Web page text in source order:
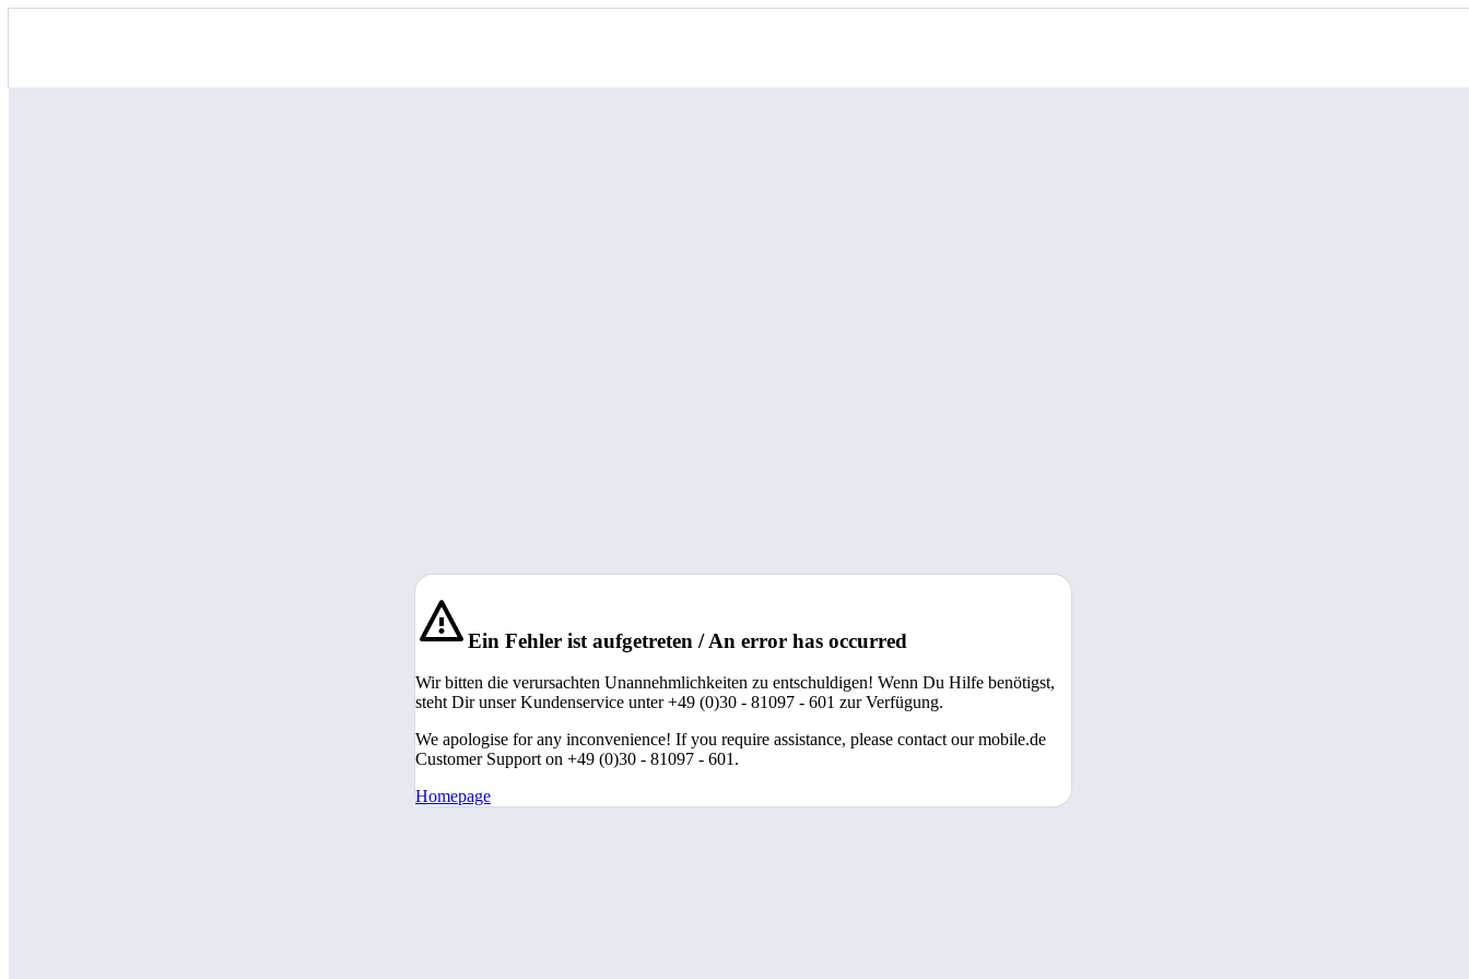
Ein Fehler ist aufgetreten / An error has occurred
Wir bitten die verursachten Unannehmlichkeiten zu entschuldigen! Wenn Du Hilfe benötigst,
steht Dir unser Kundenservice unter +49 (0)30 - 81097 - 601 zur Verfügung.
We apologise for any inconvenience! If you require assistance, please contact our mobile.de
Customer Support on +49 (0)30 - 81097 - 601.
Homepage